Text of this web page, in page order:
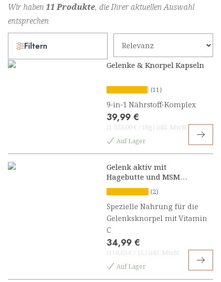
Wir haben11 Produkte, die Ihrer aktuellen Auswahl
entsprechen
Filtern
Gelenke & Knorpel Kapseln
(11)
9-in-1 Nährstoff-Komplex
39,99 €
(1.333,00 € / 1kg) inkl. MwSt
Auf Lager
Gelenk aktiv mit
Hagebutte und MSM
Konzentrat (2)
Spezielle Nahrung für die
Gelenksknorpel mit Vitamin
C
34,99 €
(116,63 € / 1L) inkl. MwSt
Auf Lager